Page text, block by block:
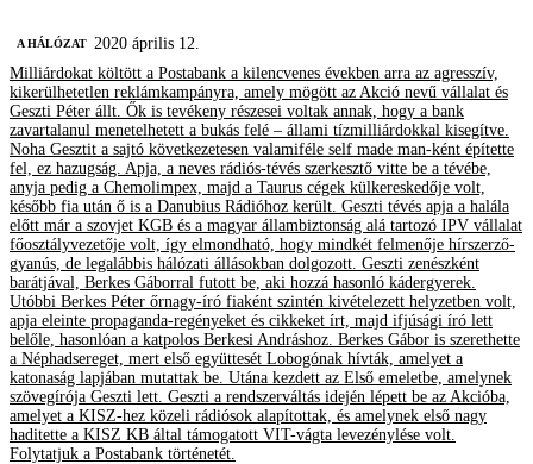
A HÁLÓZAT
2020 április 12.
Milliárdokat költött a Postabank a kilencvenes években arra az agresszív,
kikerülhetetlen reklámkampányra, amely mögött az Akció nevű vállalat és
Geszti Péter állt. Ők is tevékeny részesei voltak annak, hogy a bank
zavartalanul menetelhetett a bukás felé – állami tízmilliárdokkal kisegítve.
Noha Gesztit a sajtó következetesen valamiféle self made man-ként építette
fel, ez hazugság. Apja, a neves rádiós-tévés szerkesztő vitte be a tévébe,
anyja pedig a Chemolimpex, majd a Taurus cégek külkereskedője volt,
később fia után ő is a Danubius Rádióhoz került. Geszti tévés apja a halála
előtt már a szovjet KGB és a magyar állambiztonság alá tartozó IPV vállalat
főosztályvezetője volt, így elmondható, hogy mindkét felmenője hírszerző-
gyanús, de legalábbis hálózati állásokban dolgozott. Geszti zenészként
barátjával, Berkes Gáborral futott be, aki hozzá hasonló kádergyerek.
Utóbbi Berkes Péter őrnagy-író fiaként szintén kivételezett helyzetben volt,
apja eleinte propaganda-regényeket és cikkeket írt, majd ifjúsági író lett
belőle, hasonlóan a katpolos Berkesi Andráshoz. Berkes Gábor is szerethette
a Néphadsereget, mert első együttesét Lobogónak hívták, amelyet a
katonaság lapjában mutattak be. Utána kezdett az Első emeletbe, amelynek
szövegírója Geszti lett. Geszti a rendszerváltás idején lépett be az Akcióba,
amelyet a KISZ-hez közeli rádiósok alapítottak, és amelynek első nagy
haditette a KISZ KB által támogatott VIT-vágta levezénylése volt.
Folytatjuk a Postabank történetét.